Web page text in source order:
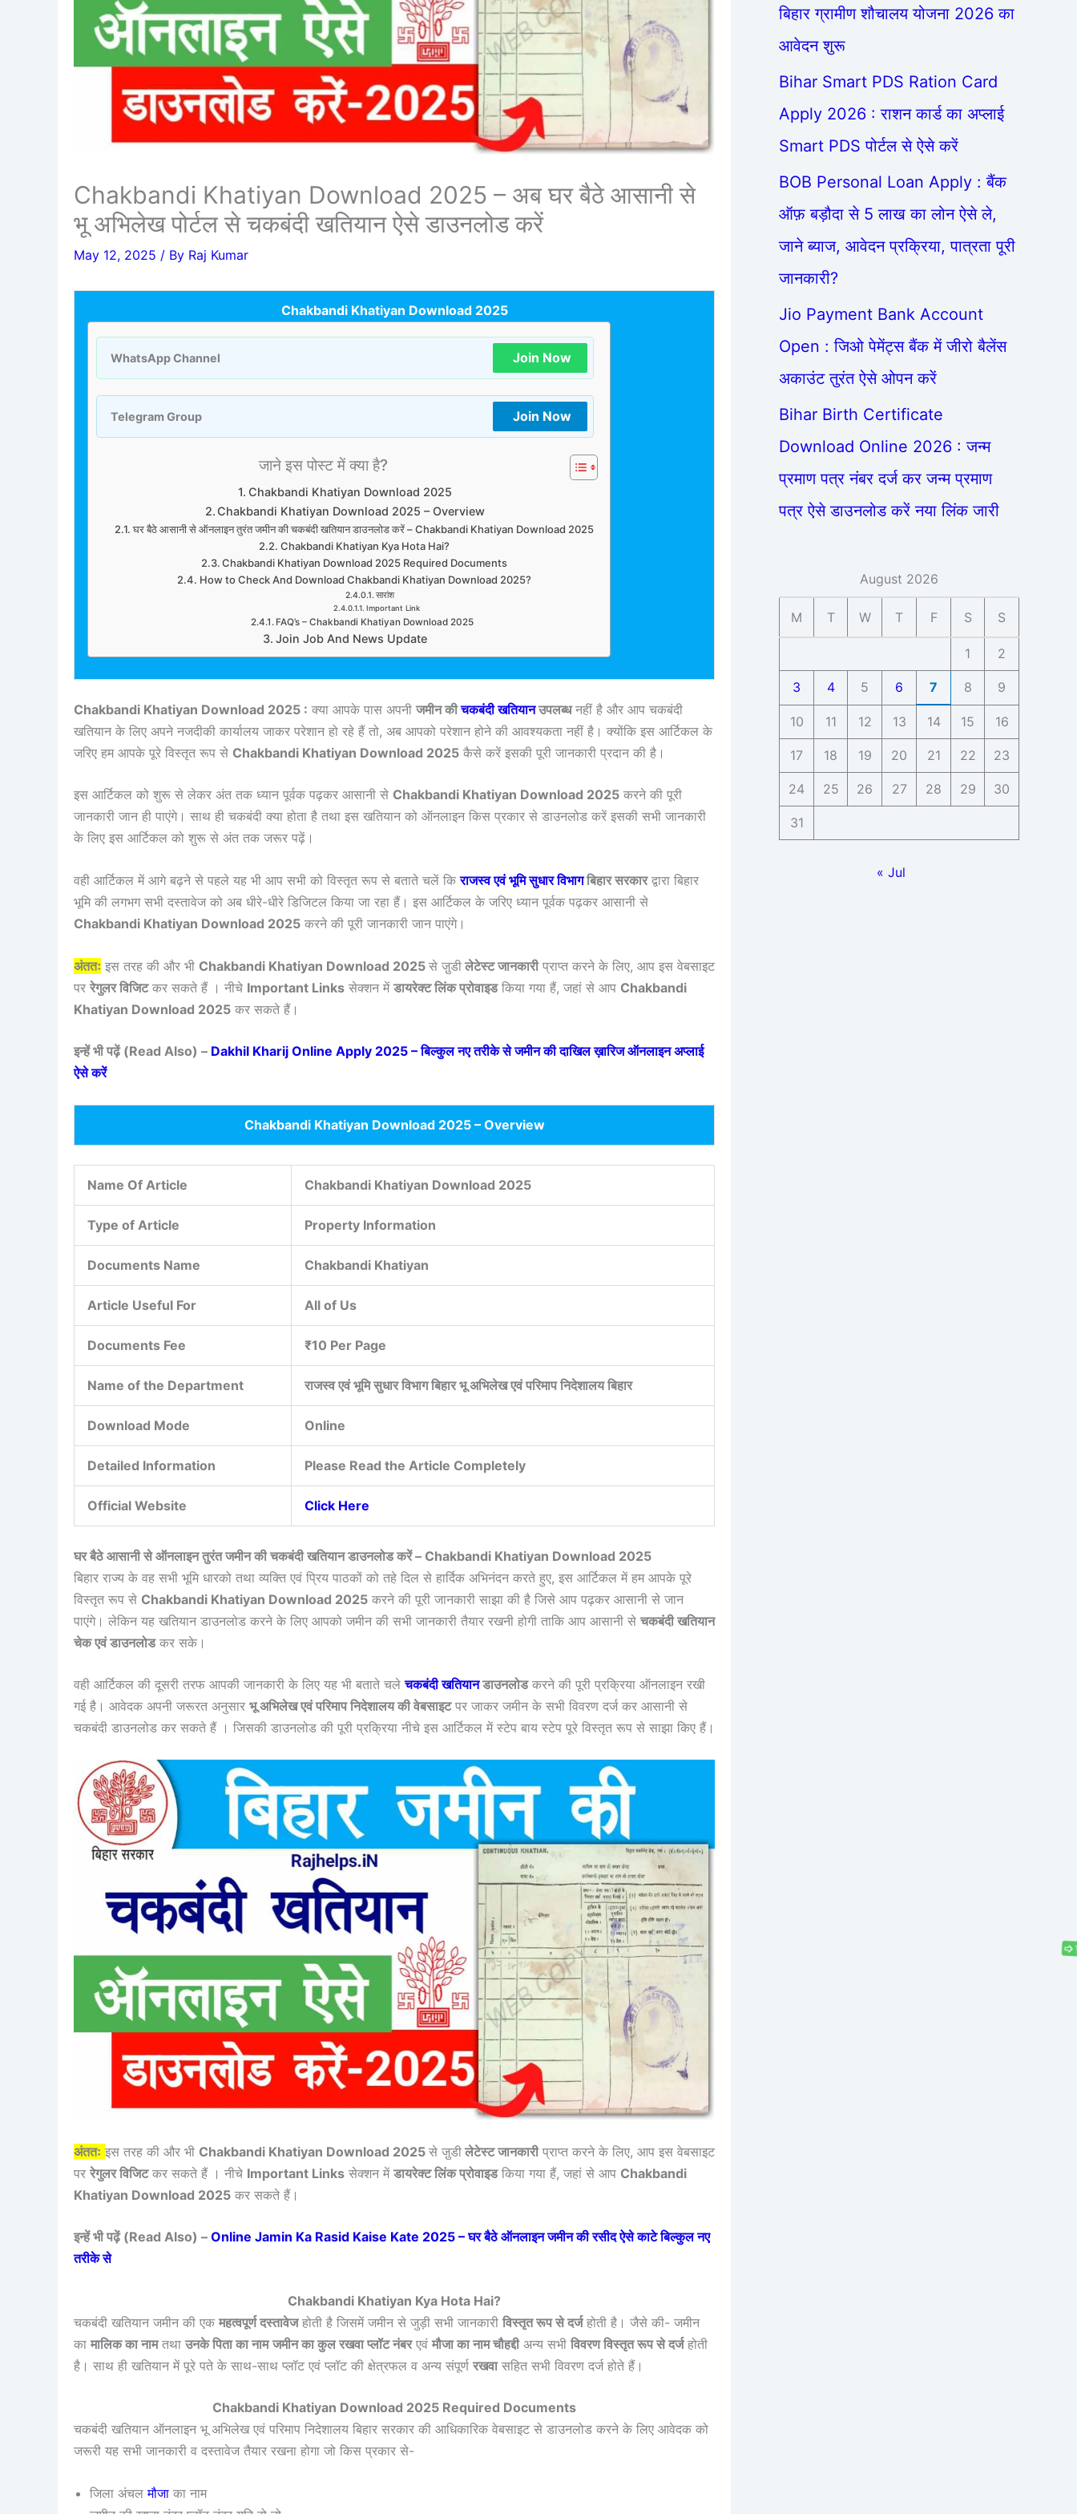
Chakbandi Khatiyan Download 2025 – अब घर बैठे आसानी से
भू अभिलेख पोर्टल से चकबंदी खतियान ऐसे डाउनलोड करें
May 12, 2025 / By Raj Kumar
Chakbandi Khatiyan Download 2025
WhatsApp Channel Join Now
Telegram Group Join Now
जाने इस पोस्ट में क्या है?
Chakbandi Khatiyan Download 2025
Chakbandi Khatiyan Download 2025 – Overview
घर बैठे आसानी से ऑनलाइन तुरंत जमीन की चकबंदी खतियान डाउनलोड करें – Chakbandi Khatiyan Download 2025
Chakbandi Khatiyan Kya Hota Hai?
Chakbandi Khatiyan Download 2025 Required Documents
How to Check And Download Chakbandi Khatiyan Download 2025?
सारांश
Important Link
FAQ’s – Chakbandi Khatiyan Download 2025
Join Job And News Update
Chakbandi Khatiyan Download 2025 : क्या आपके पास अपनी जमीन कीचकबंदी खतियानउपलब्धनहीं है और आप चकबंदी
खतियान के लिए अपने नजदीकी कार्यालय जाकर परेशान हो रहे हैं तो, अब आपको परेशान होने की आवश्यकता नहीं है। क्योंकि इस आर्टिकल के
जरिए हम आपके पूरे विस्तृत रूप से Chakbandi Khatiyan Download 2025 कैसे करें इसकी पूरी जानकारी प्रदान की है।
इस आर्टिकल को शुरू से लेकर अंत तक ध्यान पूर्वक पढ़कर आसानी से Chakbandi Khatiyan Download 2025 करने की पूरी
जानकारी जान ही पाएंगे। साथ ही चकबंदी क्या होता है तथा इस खतियान को ऑनलाइन किस प्रकार से डाउनलोड करें इसकी सभी जानकारी
के लिए इस आर्टिकल को शुरू से अंत तक जरूर पढ़ें।
वही आर्टिकल में आगे बढ़ने से पहले यह भी आप सभी को विस्तृत रूप से बताते चलें किराजस्व एवं भूमि सुधार विभागबिहार सरकारद्वारा बिहार
भूमि की लगभग सभी दस्तावेज को अब धीरे-धीरे डिजिटल किया जा रहा हैं। इस आर्टिकल के जरिए ध्यान पूर्वक पढ़कर आसानी से
Chakbandi Khatiyan Download 2025 करने की पूरी जानकारी जान पाएंगे।
अंततः इस तरह की और भी Chakbandi Khatiyan Download 2025 से जु़डी लेटेस्ट जानकारीप्राप्त करने के लिए, आप इस वेबसाइट
पर रेगुलर विजिटकर सकते हैं । नीचे Important Links सेक्शन में डायरेक्ट लिंक प्रोवाइडकिया गया हैं, जहां से आप Chakbandi
Khatiyan Download 2025 कर सकते हैं।
इन्हें भी पढ़ें (Read Also) – Dakhil Kharij Online Apply 2025 – बिल्कुल नए तरीके से जमीन की दाखिल ख़ारिज ऑनलाइन अप्लाई
ऐसे करें
Chakbandi Khatiyan Download 2025 – Overview
Name Of Article Chakbandi Khatiyan Download 2025
Type of Article Property Information
Documents Name Chakbandi Khatiyan
Article Useful For All of Us
Documents Fee ₹10 Per Page
Name of the Department राजस्व एवं भूमि सुधार विभाग बिहार भू अभिलेख एवं परिमाप निदेशालय बिहार
Download Mode Online
Detailed Information Please Read the Article Completely
Official Website Click Here
घर बैठे आसानी से ऑनलाइन तुरंत जमीन की चकबंदी खतियान डाउनलोड करें – Chakbandi Khatiyan Download 2025
बिहार राज्य के वह सभी भूमि धारको तथा व्यक्ति एवं प्रिय पाठकों को तहे दिल से हार्दिक अभिनंदन करते हुए, इस आर्टिकल में हम आपके पूरे
विस्तृत रूप से Chakbandi Khatiyan Download 2025 करने की पूरी जानकारी साझा की है जिसे आप पढ़कर आसानी से जान
पाएंगे। लेकिन यह खतियान डाउनलोड करने के लिए आपको जमीन की सभी जानकारी तैयार रखनी होगी ताकि आप आसानी से चकबंदी खतियान
चेक एवं डाउनलोडकर सके।
वही आर्टिकल की दूसरी तरफ आपकी जानकारी के लिए यह भी बताते चलेचकबंदी खतियानडाउनलोडकरने की पूरी प्रक्रिया ऑनलाइन रखी
गई है। आवेदक अपनी जरूरत अनुसार भू अभिलेख एवं परिमाप निदेशालय की वेबसाइटपर जाकर जमीन के सभी विवरण दर्ज कर आसानी से
चकबंदी डाउनलोड कर सकते हैं । जिसकी डाउनलोड की पूरी प्रक्रिया नीचे इस आर्टिकल में स्टेप बाय स्टेप पूरे विस्तृत रूप से साझा किए हैं।
अंततः इस तरह की और भी Chakbandi Khatiyan Download 2025 से जु़डी लेटेस्ट जानकारीप्राप्त करने के लिए, आप इस वेबसाइट
पर रेगुलर विजिटकर सकते हैं । नीचे Important Links सेक्शन में डायरेक्ट लिंक प्रोवाइडकिया गया हैं, जहां से आप Chakbandi
Khatiyan Download 2025 कर सकते हैं।
इन्हें भी पढ़ें (Read Also) – Online Jamin Ka Rasid Kaise Kate 2025 – घर बैठे ऑनलाइन जमीन की रसीद ऐसे काटे बिल्कुल नए
तरीके से
Chakbandi Khatiyan Kya Hota Hai?
चकबंदी खतियान जमीन की एक महत्वपूर्ण दस्तावेजहोती है जिसमें जमीन से जुड़ी सभी जानकारी विस्तृत रूप से दर्जहोती है। जैसे की- जमीन
का मालिक का नामतथा उनके पिता का नाम जमीन का कुल रखवा प्लॉट नंबरएवं मौजा का नाम चौहद्दीअन्य सभी विवरण विस्तृत रूप से दर्जहोती
है। साथ ही खतियान में पूरे पते के साथ-साथ प्लॉट एवं प्लॉट की क्षेत्रफल व अन्य संपूर्ण रखवासहित सभी विवरण दर्ज होते हैं।
Chakbandi Khatiyan Download 2025 Required Documents
चकबंदी खतियान ऑनलाइन भू अभिलेख एवं परिमाप निदेशालय बिहार सरकार की आधिकारिक वेबसाइट से डाउनलोड करने के लिए आवेदक को
जरूरी यह सभी जानकारी व दस्तावेज तैयार रखना होगा जो किस प्रकार से-
जिला अंचलमौजा का नाम
बिहार ग्रामीण शौचालय योजना 2026 का
आवेदन शुरू
Bihar Smart PDS Ration Card
Apply 2026 : राशन कार्ड का अप्लाई
Smart PDS पोर्टल से ऐसे करें
BOB Personal Loan Apply : बैंक
ऑफ़ बड़ौदा से 5 लाख का लोन ऐसे ले,
जाने ब्याज, आवेदन प्रक्रिया, पात्रता पूरी
जानकारी?
Jio Payment Bank Account
Open : जिओ पेमेंट्स बैंक में जीरो बैलेंस
अकाउंट तुरंत ऐसे ओपन करें
Bihar Birth Certificate
Download Online 2026 : जन्म
प्रमाण पत्र नंबर दर्ज कर जन्म प्रमाण
पत्र ऐसे डाउनलोड करें नया लिंक जारी
August 2026
M T W T F S S
1 2
3 4 5 6 7 8 9
10 11 12 13 14 15 16
17 18 19 20 21 22 23
24 25 26 27 28 29 30
31
« Jul